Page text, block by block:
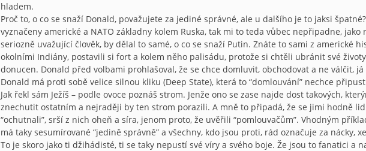
hladem.
Proč to, o co se snaží Donald, považujete za jediné správné, ale u dalšího je to jaksi
vyznačeny americké a NATO základny kolem Ruska, tak mi to teda vůbec nepřipadne, jako
seriozně uvažující člověk, by dělal to samé, o co se snaží Putin. Znáte to sami z americké
okolními Indiány, postavili si fort a kolem něho palisádu, protože si chtěli ubránit své
donucen. Donald před volbami prohlašoval, že se chce domluvit, obchodovat a ne válčit,
Donald má proti sobě velice silnou kliku (Deep State), která to “domlouvání” nechce
Jak řekl sám Ježíš – podle ovoce poznáš strom. Jenže ono se zase najde dost takových,
znechutit ostatním a nejraději by ten strom porazili. A mně to připadá, že se jimi hodně
“ochutnali”, srší z nich oheň a síra, jenom proto, že uvěřili “pomlouvačům”. Vhodným
má taky sesumírované “jedině správně” a všechny, kdo jsou proti, rád označuje za nácky,
To je skoro jako ti džihádisté, ti se taky nepustí své víry a svého boje. Že jsou to fanatici a